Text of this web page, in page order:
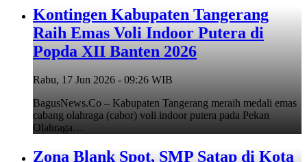
Kontingen Kabupaten Tangerang
Raih Emas Voli Indoor Putera di
Popda XII Banten 2026
Rabu, 17 Jun 2026 - 09:26 WIB
BagusNews.Co – Kabupaten Tangerang meraih medali emas
cabang olahraga (cabor) voli indoor putera pada Pekan
Olahraga…
Zona Blank Spot, SMP Satap di Kota